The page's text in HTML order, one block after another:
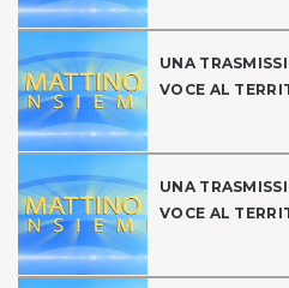
UNA
VOCE AL
UNA
VOCE AL